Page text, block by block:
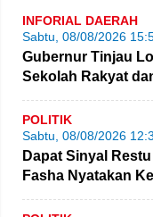
INFORIAL DAERAH
Sabtu, 08/08/2026
Gubernur Tinjau
Sekolah Rakyat
POLITIK
Sabtu, 08/08/2026
Dapat Sinyal
Fasha Nyatakan